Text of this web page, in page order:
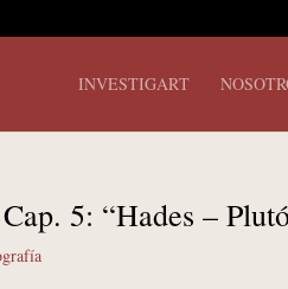
INVESTIGART
5: “Hades –